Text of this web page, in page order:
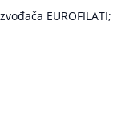
EUROFILATI;